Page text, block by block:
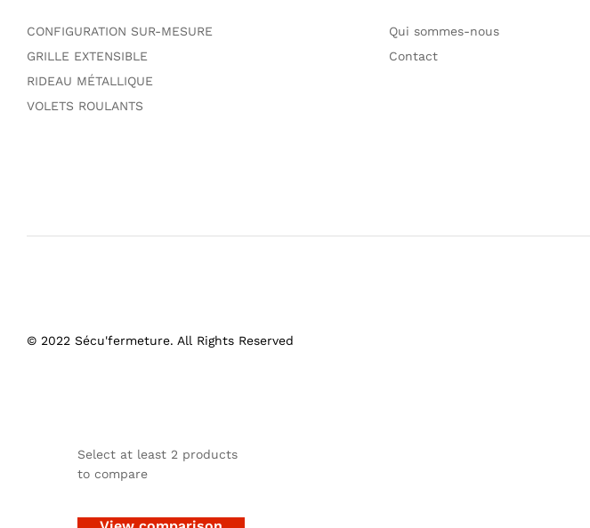
CONFIGURATION SUR-MESURE
GRILLE EXTENSIBLE
RIDEAU MÉTALLIQUE
VOLETS ROULANTS
Qui sommes-nous
Contact
© 2022 Sécu'fermeture. All Rights Reserved
Select at least 2 products
to compare